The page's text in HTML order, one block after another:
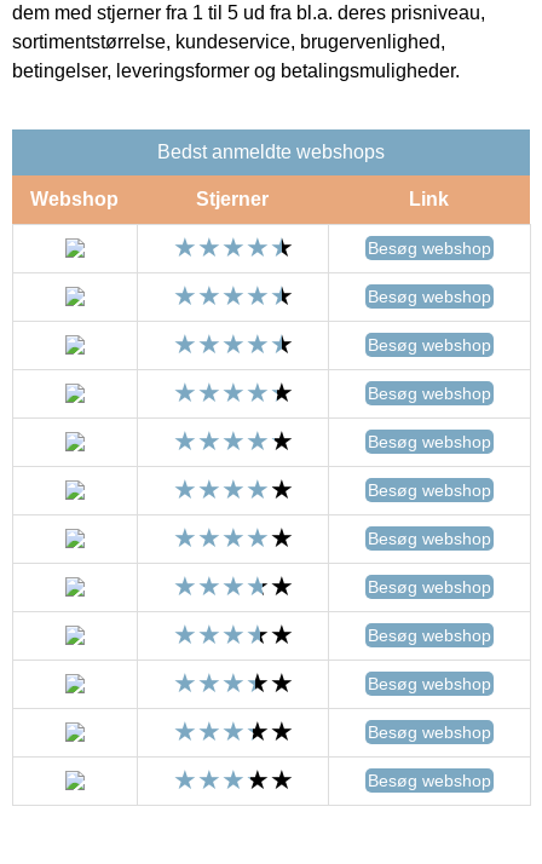
dem med stjerner fra 1 til 5 ud fra bl.a. deres prisniveau,
sortimentstørrelse, kundeservice, brugervenlighed,
betingelser, leveringsformer og betalingsmuligheder.
Bedst anmeldte webshops
Webshop Stjerner Link
Besøg webshop
Besøg webshop
Besøg webshop
Besøg webshop
Besøg webshop
Besøg webshop
Besøg webshop
Besøg webshop
Besøg webshop
Besøg webshop
Besøg webshop
Besøg webshop